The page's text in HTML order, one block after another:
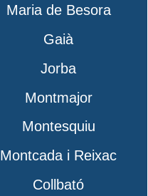
Maria de Besora
Gaià
Jorba
Montmajor
Montesquiu
Montcada i Reixac
Collbató